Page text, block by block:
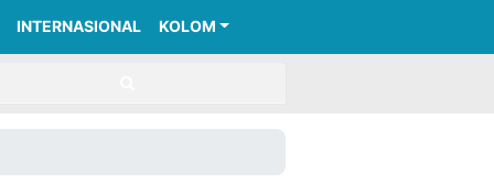
INTERNASIONAL KOLOM